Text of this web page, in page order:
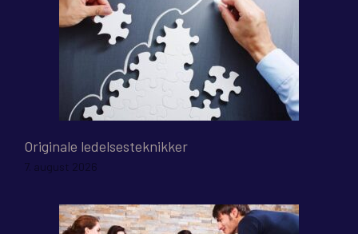
Originale ledelsesteknikker
7. august 2026